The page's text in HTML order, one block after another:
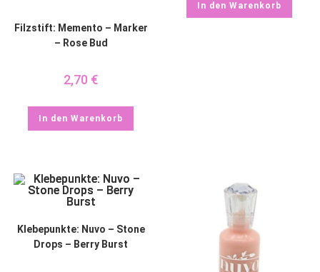
Filzstift: Memento – Marker
– Rose Bud
2,70 €
In den Warenkorb
In den Warenkorb
Klebepunkte: Nuvo – Stone
Drops – Berry Burst